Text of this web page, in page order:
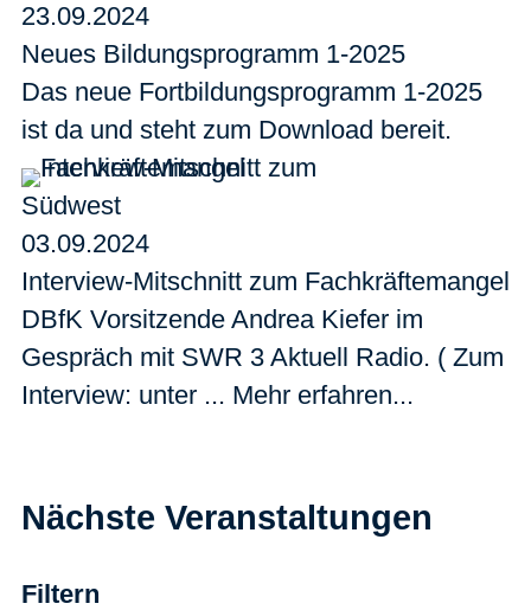
23.09.2024
Neues Bildungsprogramm 1-2025
Das neue Fortbildungsprogramm 1-2025
ist da und steht zum Download bereit.
Südwest
03.09.2024
Interview-Mitschnitt zum Fachkräftemangel
DBfK Vorsitzende Andrea Kiefer im
Gespräch mit SWR 3 Aktuell Radio. ( Zum
Interview: unter ... Mehr erfahren...
Nächste Veranstaltungen
Filtern